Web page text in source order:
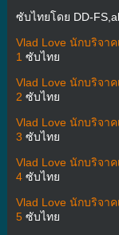
ซับไทยโดย DD-
Vlad Love นักบริจา
1 ซับไทย
Vlad Love นักบริจา
2 ซับไทย
Vlad Love นักบริจา
3 ซับไทย
Vlad Love นักบริจา
4ซับไทย
Vlad Love นักบริจา
5ซับไทย